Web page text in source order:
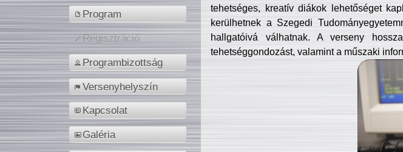
Program
Regisztráció
Programbizottság
Versenyhelyszín
Kapcsolat
Galéria
tehetséges, kreatív diákok lehetőséget
kerülhetnek a Szegedi
hallgatóivá válhatnak. A verseny
tehetséggondozást, valamint a műszaki